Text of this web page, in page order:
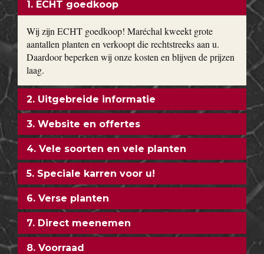
1. ECHT goedkoop
Wij zijn ECHT goedkoop! Maréchal kweekt grote
aantallen planten en verkoopt die rechtstreeks aan u.
Daardoor beperken wij onze kosten en blijven de prijzen
laag.
2. Uitgebreide informatie
3. Website en offertes
4. Vele soorten en vele planten
5. Speciale karren voor u!
6. Verse planten
7. Direct meenemen
8. Voorraad